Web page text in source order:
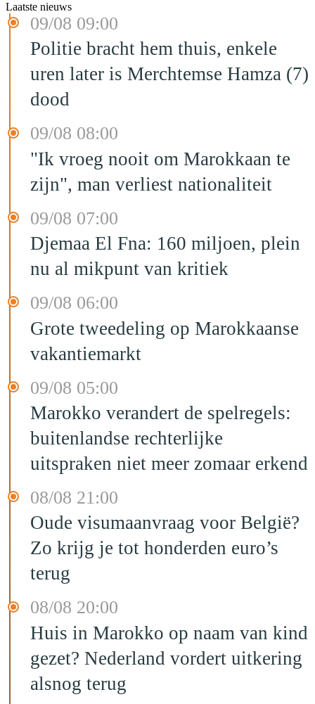
Laatste nieuws
09/08 09:00
Politie bracht hem thuis, enkele
uren later is Merchtemse Hamza (7)
dood
09/08 08:00
"Ik vroeg nooit om Marokkaan te
zijn", man verliest nationaliteit
09/08 07:00
Djemaa El Fna: 160 miljoen, plein
nu al mikpunt van kritiek
09/08 06:00
Grote tweedeling op Marokkaanse
vakantiemarkt
09/08 05:00
Marokko verandert de spelregels:
buitenlandse rechterlijke
uitspraken niet meer zomaar erkend
08/08 21:00
Oude visumaanvraag voor België?
Zo krijg je tot honderden euro’s
terug
08/08 20:00
Huis in Marokko op naam van kind
gezet? Nederland vordert uitkering
alsnog terug